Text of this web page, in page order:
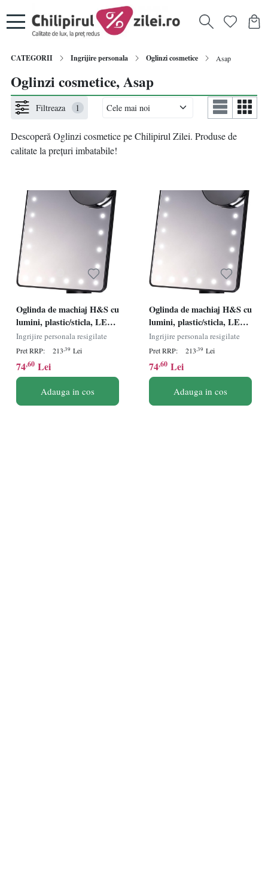
CATEGORII Ingrijire personala Oglinzi cosmetice Asap
Oglinzi cosmetice, Asap
Filtreaza 1
Descoperă Oglinzi cosmetice pe Chilipirul Zilei. Produse de
calitate la prețuri imbatabile!
Oglinda de machiaj H&S cu
lumini, plastic/sticla, LED,
17 x 27 cm, Resigilat, Grad
A
Ingrijire personala resigilate
Pret RRP: 213,39 Lei
74,60 Lei
Adauga in cos
Oglinda de machiaj H&S cu
lumini, plastic/sticla, LED,
17 x 27 cm, Resigilat, Grad
A
Ingrijire personala resigilate
Pret RRP: 213,39 Lei
74,60 Lei
Adauga in cos